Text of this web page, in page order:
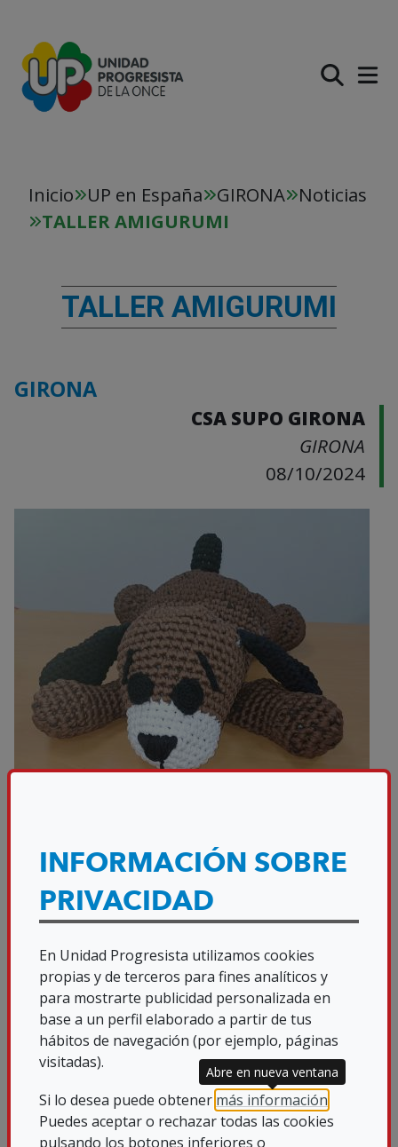
INFORMACIÓN SOBRE
PRIVACIDAD
En Unidad Progresista utilizamos cookies
propias y de terceros para fines analíticos y
para mostrarte publicidad personalizada en
base a un perfil elaborado a partir de tus
hábitos de navegación (por ejemplo, páginas
visitadas).
Si lo desea puede obtener más información
Puedes aceptar o rechazar todas las cookies
pulsando los botones inferiores o
Abre en nueva ventana
Inicio UP en España GIRONA
Noticias
TALLER AMIGURUMI
TALLER AMIGURUMI
GIRONA
CSA SUPO GIRONA
GIRONA
08/10/2024
comenzado el taller de AMIGURUMIS , en
la Agencia de la ONCE de Girona. El taller
está impartido por miembros de SUPO
Octubre 2024 al mes de Junio 2025, y está
abierto a cualquier persona que quiera
aprender esta maravillosa técnica de
ganchillo. Las creaciones pueden ser con
hilo de algodón o trapillo.
Fuente: